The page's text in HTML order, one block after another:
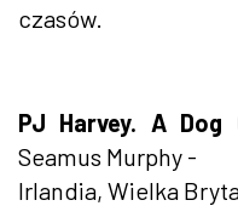
czasów.
PJ Harvey. A Dog
Seamus Murphy -
Irlandia, Wielka